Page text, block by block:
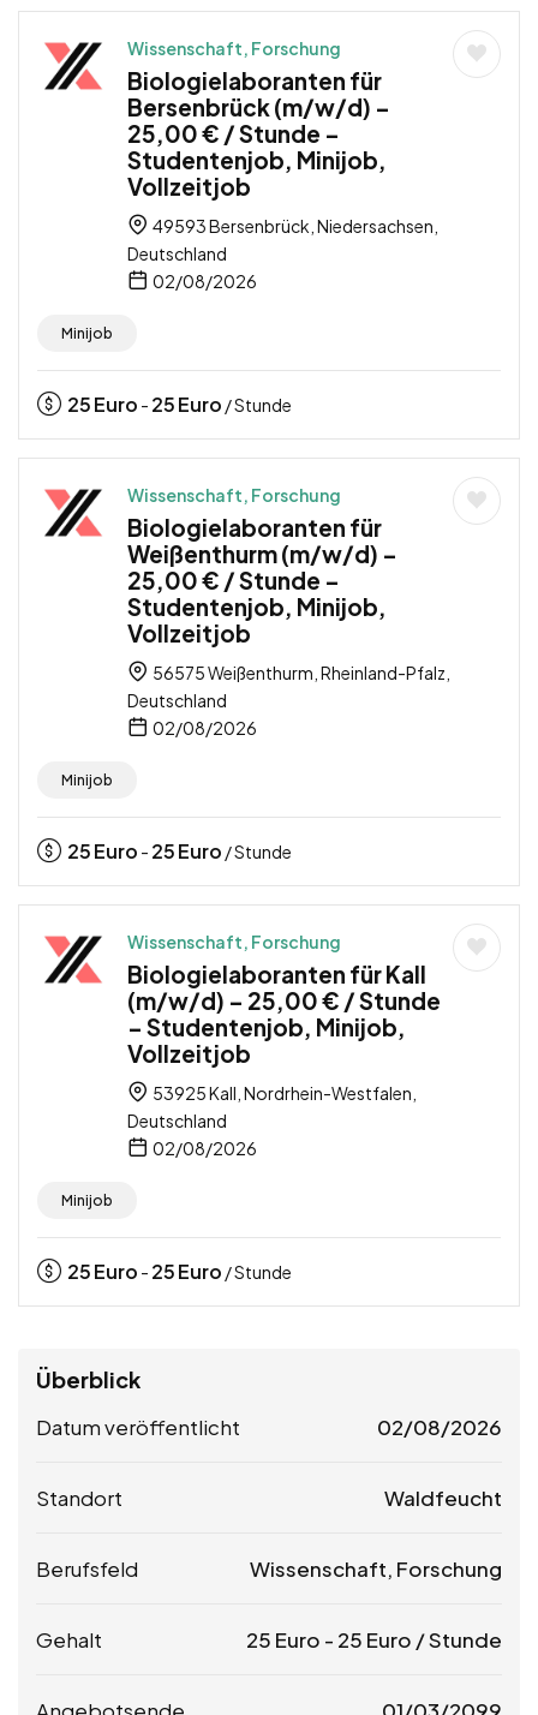
Wissenschaft, Forschung
Biologielaboranten für
Bersenbrück (m/w/d) –
25,00 € / Stunde –
Studentenjob, Minijob,
Vollzeitjob
49593 Bersenbrück, Niedersachsen,
Deutschland
02/08/2026
Minijob
25Euro - 25Euro / Stunde
Wissenschaft, Forschung
Biologielaboranten für
Weißenthurm (m/w/d) –
25,00 € / Stunde –
Studentenjob, Minijob,
Vollzeitjob
56575 Weißenthurm, Rheinland-Pfalz,
Deutschland
02/08/2026
Minijob
25Euro - 25Euro / Stunde
Wissenschaft, Forschung
Biologielaboranten für Kall
(m/w/d) – 25,00 € / Stunde
– Studentenjob, Minijob,
Vollzeitjob
53925 Kall, Nordrhein-Westfalen,
Deutschland
02/08/2026
Minijob
25Euro - 25Euro / Stunde
Überblick
Datum veröffentlicht 02/08/2026
Standort Waldfeucht
Berufsfeld Wissenschaft, Forschung
Gehalt 25 Euro - 25 Euro / Stunde